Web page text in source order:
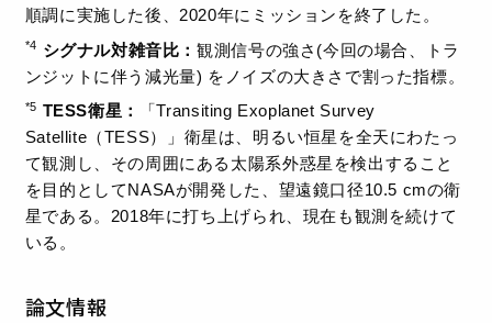
順調に実施した後、2020年にミッションを終了した。
*4 シグナル対雑音比：観測信号の強さ(今回の場合、トラ
ンジットに伴う減光量) をノイズの大きさで割った指標。
*5 TESS衛星：
「Transiting Exoplanet Survey
Satellite（TESS）」衛星は、明るい恒星を全天にわたっ
て観測し、その周囲にある太陽系外惑星を検出すること
を目的としてNASAが開発した、望遠鏡口径10.5 cmの衛
星である。2018年に打ち上げられ、現在も観測を続けて
いる。
論文情報